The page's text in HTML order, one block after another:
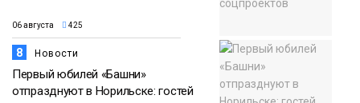
06 августа 425
8 Новости
Первый юбилей «Башни»
отпразднуют в Норильске: гостей